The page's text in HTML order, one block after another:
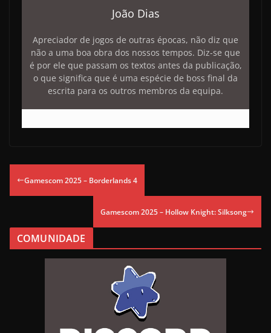
João Dias
Apreciador de jogos de outras épocas, não diz que
não a uma boa obra dos nossos tempos. Diz-se que
é por ele que passam os textos antes da publicação,
o que significa que é uma espécie de boss final da
escrita para os outros membros da equipa.
Gamescom 2025 – Borderlands 4
Gamescom 2025 – Hollow Knight: Silksong
COMUNIDADE